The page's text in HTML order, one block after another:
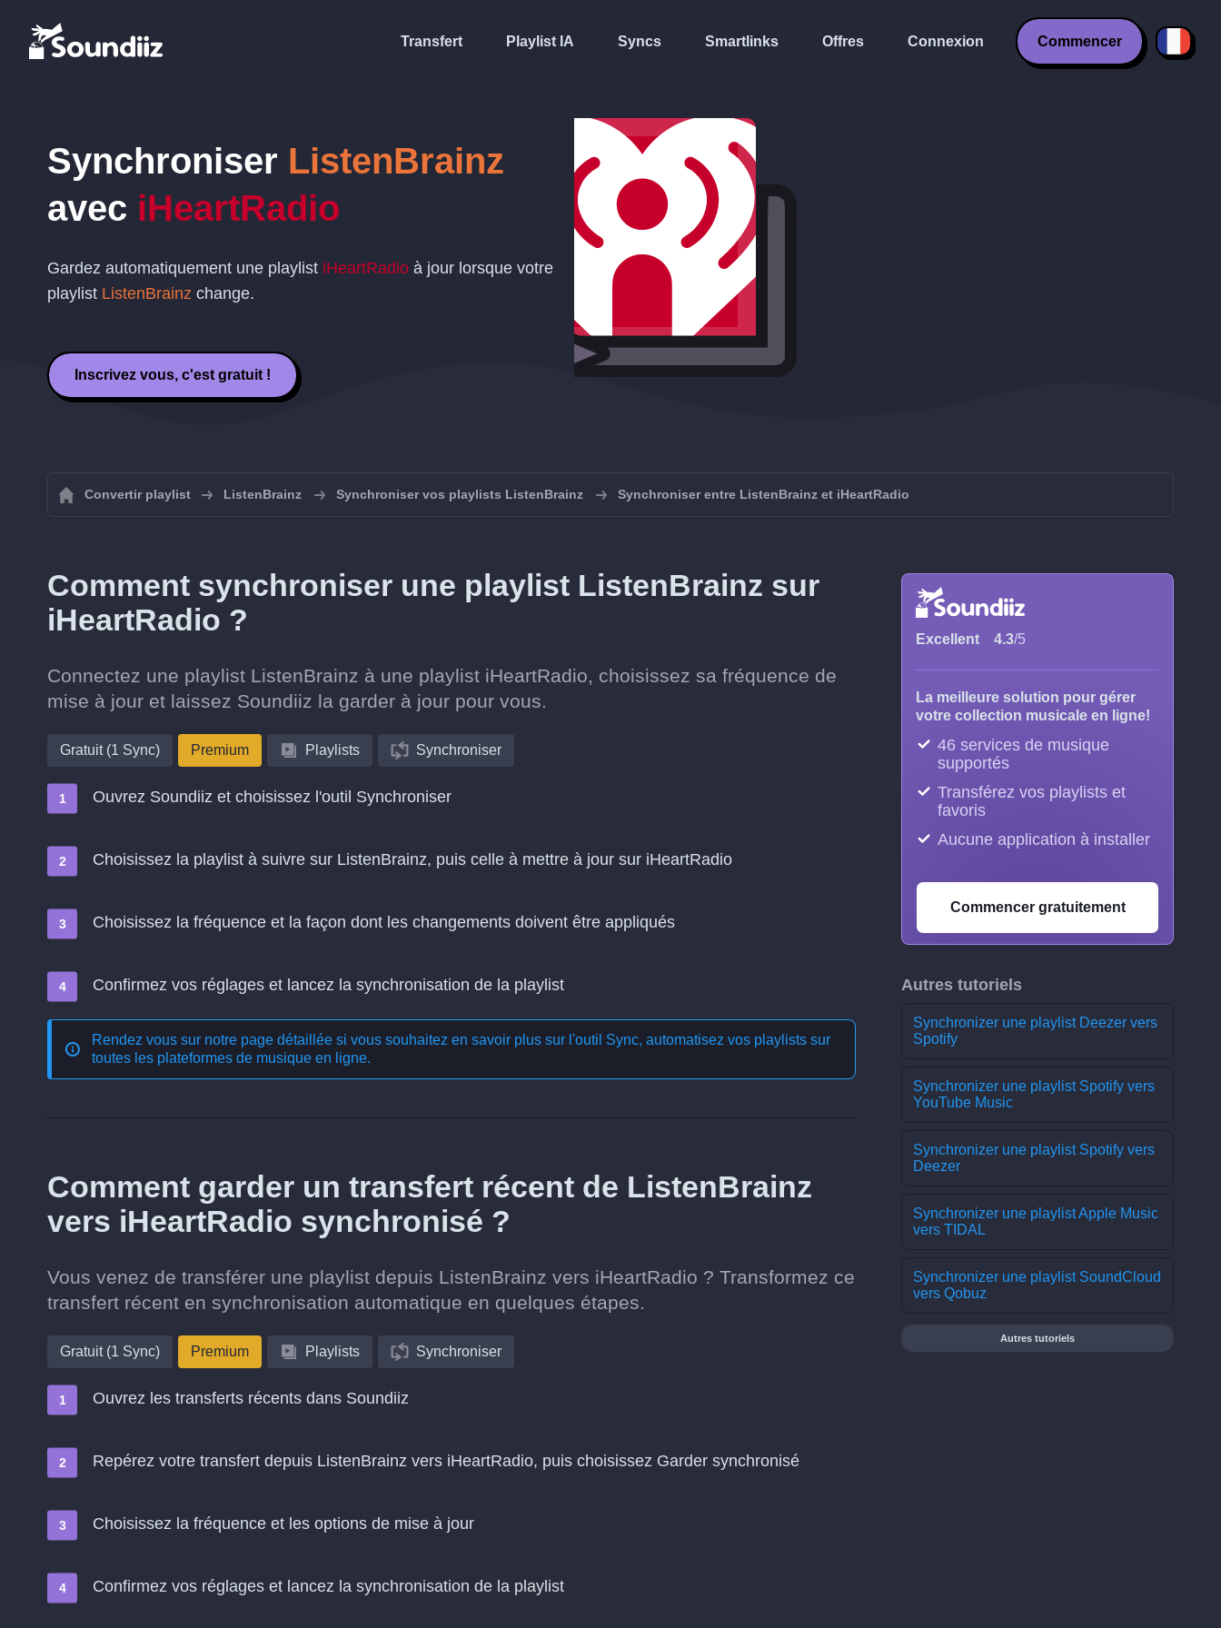
Transfert Playlist IA Syncs Smartlinks Offres Connexion Commencer
Synchroniser ListenBrainz
avec iHeartRadio
Gardez automatiquement une playlist iHeartRadio à jour lorsque votre
playlist ListenBrainz change.
Inscrivez vous, c'est gratuit !
Convertir playlist ListenBrainz Synchroniser vos playlists ListenBrainz Synchroniser entre ListenBrainz et iHeartRadio
Comment synchroniser une playlist ListenBrainz sur
iHeartRadio ?
Connectez une playlist ListenBrainz à une playlist iHeartRadio, choisissez sa fréquence de
mise à jour et laissez Soundiiz la garder à jour pour vous.
Gratuit (1 Sync) Premium Playlists Synchroniser
Ouvrez Soundiiz et choisissez l'outil Synchroniser
Choisissez la playlist à suivre sur ListenBrainz, puis celle à mettre à jour sur iHeartRadio
Choisissez la fréquence et la façon dont les changements doivent être appliqués
Confirmez vos réglages et lancez la synchronisation de la playlist
Rendez vous sur notre page détaillée si vous souhaitez en savoir plus sur l'outil Sync, automatisez vos playlists sur
toutes les plateformes de musique en ligne.
Comment garder un transfert récent de ListenBrainz
vers iHeartRadio synchronisé ?
Vous venez de transférer une playlist depuis ListenBrainz vers iHeartRadio ? Transformez ce
transfert récent en synchronisation automatique en quelques étapes.
Gratuit (1 Sync) Premium Playlists Synchroniser
Ouvrez les transferts récents dans Soundiiz
Repérez votre transfert depuis ListenBrainz vers iHeartRadio, puis choisissez Garder synchronisé
Choisissez la fréquence et les options de mise à jour
Confirmez vos réglages et lancez la synchronisation de la playlist
Excellent 4.3/5
La meilleure solution pour gérer
votre collection musicale en ligne!
46 services de musique
supportés
Transférez vos playlists et
favoris
Aucune application à installer
Commencer gratuitement
Autres tutoriels
Synchronizer une playlist Deezer vers
Spotify
Synchronizer une playlist Spotify vers
YouTube Music
Synchronizer une playlist Spotify vers
Deezer
Synchronizer une playlist Apple Music
vers TIDAL
Synchronizer une playlist SoundCloud
vers Qobuz
Autres tutoriels